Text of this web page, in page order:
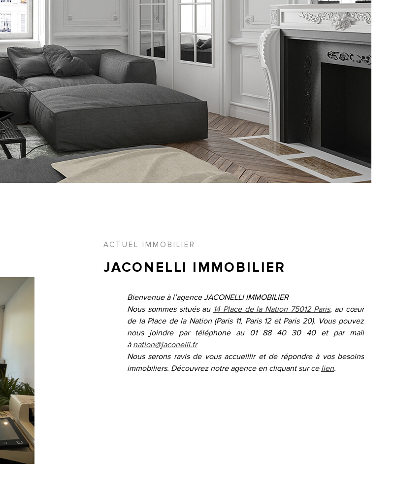
CONTACT
ACCUEIL
ACTUEL IMMOBILIER
JACONELLI IMMOBILIER
Bienvenue à l’agence JACONELLI IMMOBILIER
Nous sommes situés au 14 Place de la Nation 75012 Paris, au cœur
de la Place de la Nation (Paris 11, Paris 12 et Paris 20). Vous pouvez
nous joindre par téléphone au 01 88 40 30 40 et par mail
à nation@jaconelli.fr
Nous serons ravis de vous accueillir et de répondre à vos besoins
immobiliers. Découvrez notre agence en cliquant sur ce lien.